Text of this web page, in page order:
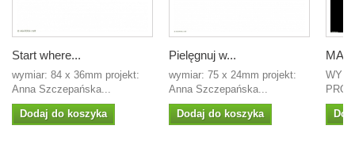
Start where...
wymiar: 84 x 36mm projekt:
Anna Szczepańska...
Dodaj do koszyka
Pielęgnuj w...
wymiar: 75 x 24mm projekt:
Anna Szczepańska...
Dodaj do koszyka